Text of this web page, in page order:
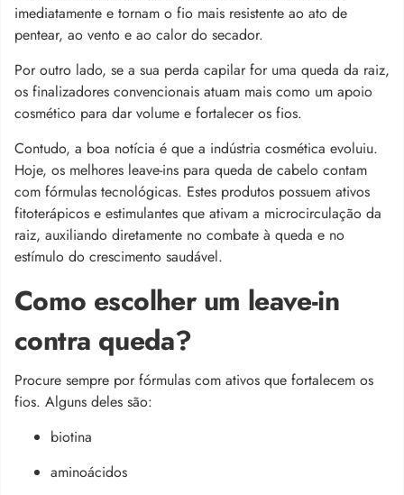
imediatamente e tornam o fio mais resistente ao ato de
pentear, ao vento e ao calor do secador.
Por outro lado, se a sua perda capilar for uma queda da raiz,
os finalizadores convencionais atuam mais como um apoio
cosmético para dar volume e fortalecer os fios.
Contudo, a boa notícia é que a indústria cosmética evoluiu.
Hoje, os melhores leave-ins para queda de cabelo contam
com fórmulas tecnológicas. Estes produtos possuem ativos
fitoterápicos e estimulantes que ativam a microcirculação da
raiz, auxiliando diretamente no combate à queda e no
estímulo do crescimento saudável.
Como escolher um leave-in
contra queda?
Procure sempre por fórmulas com ativos que fortalecem os
fios. Alguns deles são:
biotina
aminoácidos